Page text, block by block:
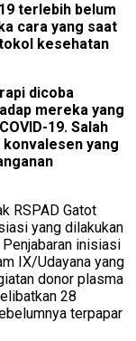
terlebih belum
cara yang saat
kesehatan
dicoba
mereka yang
19. Salah
yang
RSPAD Gatot
yang dilakukan
inisiasi
IX/Udayana yang
donor plasma
28
terpapar